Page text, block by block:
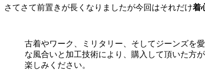
さてさて前置きが長くなりましたが今回はそれだけ着
古着やワーク、ミリタリー、そしてジーンズを
な風合いと加工技術により、購入して頂いた方
楽しみください。